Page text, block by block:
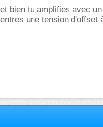
et bien tu amplifies avec
entres une tension d'offset